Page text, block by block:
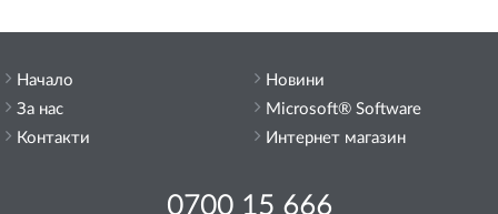
Начало
За нас
Контакти
0700 15 666
Новини
Microsoft® Software
Интернет магазин